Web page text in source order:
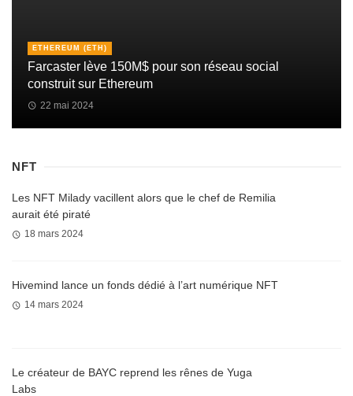
ETHEREUM (ETH)
Farcaster lève 150M$ pour son réseau social
construit sur Ethereum
22 mai 2024
NFT
Les NFT Milady vacillent alors que le chef de Remilia
aurait été piraté
18 mars 2024
Hivemind lance un fonds dédié à l’art numérique NFT
14 mars 2024
Le créateur de BAYC reprend les rênes de Yuga
Labs